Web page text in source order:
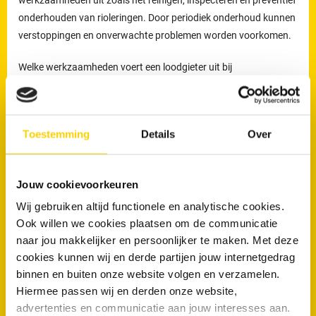
Toestemming Details Over
Jouw cookievoorkeuren
Wij gebruiken altijd functionele en analytische cookies.
Ook willen we cookies plaatsen om de communicatie
naar jou makkelijker en persoonlijker te maken. Met deze
cookies kunnen wij en derde partijen jouw internetgedrag
binnen en buiten onze website volgen en verzamelen.
Hiermee passen wij en derden onze website,
advertenties en communicatie aan jouw interesses aan.
onderhouden van rioleringen. Door periodiek onderhoud kunnen
verstoppingen en onverwachte problemen worden voorkomen.
Welke werkzaamheden voert een loodgieter uit bij
rioolproblemen?
verstoppingen en lekkages, maar ook voor het reinigen,
inspecteren en preventief onderhouden van rioleringen.
verwijderen en verkleint de kans op terugkerende verstoppingen
en onverwachte kosten.
Loodgieters voor ontstopping van uw WC
of afvoer in Zuidbroek
Wanneer is een loodgieter nodig bij een verstopte wc of afvoer?
Een loodgieter is nodig wanneer een toilet of afvoer niet meer